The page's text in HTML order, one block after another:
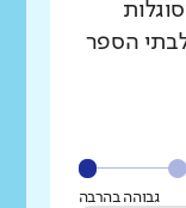
הספר
גבוהה בהרבה